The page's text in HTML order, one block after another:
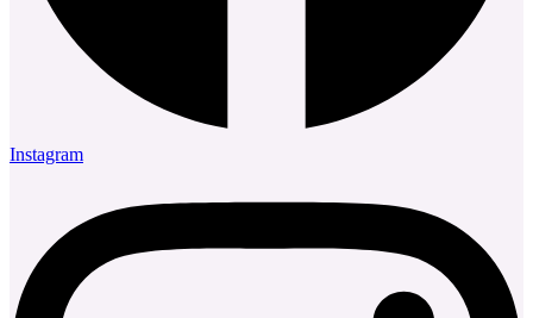
Instagram